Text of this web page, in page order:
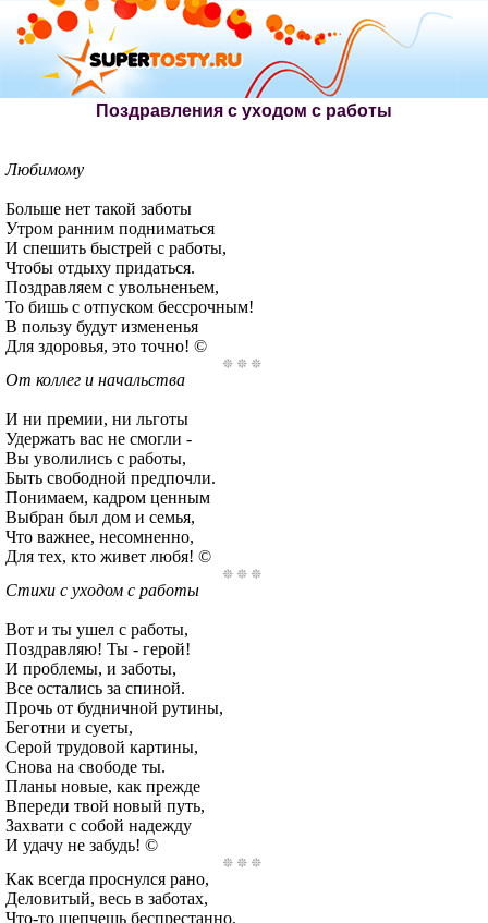
Поздравления с уходом с работы
Любимому
Больше нет такой заботы
Утром ранним подниматься
И спешить быстрей с работы,
Чтобы отдыху придаться.
Поздравляем с увольненьем,
То бишь с отпуском бессрочным!
В пользу будут измененья
Для здоровья, это точно! ©
От коллег и начальства
И ни премии, ни льготы
Удержать вас не смогли -
Вы уволились с работы,
Быть свободной предпочли.
Понимаем, кадром ценным
Выбран был дом и семья,
Что важнее, несомненно,
Для тех, кто живет любя! ©
Стихи с уходом с работы
Вот и ты ушел с работы,
Поздравляю! Ты - герой!
И проблемы, и заботы,
Все остались за спиной.
Прочь от будничной рутины,
Беготни и суеты,
Серой трудовой картины,
Снова на свободе ты.
Планы новые, как прежде
Впереди твой новый путь,
Захвати с собой надежду
И удачу не забудь! ©
Как всегда проснулся рано,
Деловитый, весь в заботах,
Что-то шепчешь беспрестанно,